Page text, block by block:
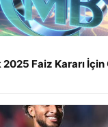
2025 Faiz Kararı İçin